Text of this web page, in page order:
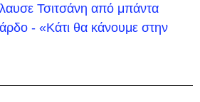
Τσιτσάνη από μπάντα
- «Κάτι θα κάνουμε στην